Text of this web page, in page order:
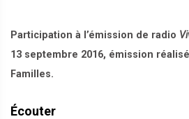
Participation à l’émission de radio
13 septembre 2016, émission
Familles.
Écouter